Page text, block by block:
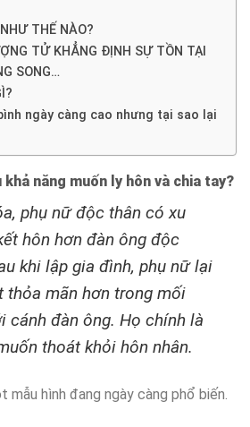
THẾ NÀO?
TỬ KHẲNG ĐỊNH SỰ TỒN TẠI
SONG…
ngày càng cao nhưng tại sao lại
khả năng muốn ly hôn và chia tay?
phụ nữ độc thân có xu
hôn hơn đàn ông độc
khi lập gia đình, phụ nữ lại
thỏa mãn hơn trong mối
cánh đàn ông. Họ chính là
thoát khỏi hôn nhân.
mẫu hình đang ngày càng phổ biến.